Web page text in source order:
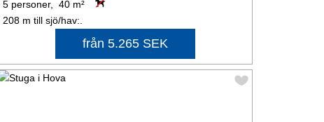
5 personer, 40 m²
208 m till sjö/hav:.
från 5.265 SEK